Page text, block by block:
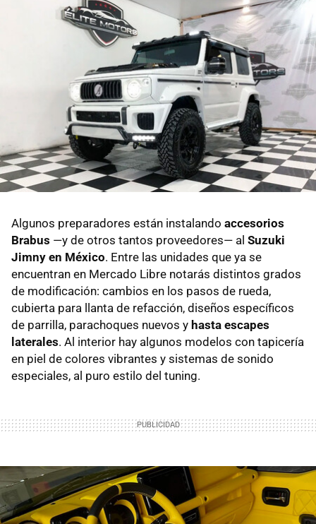
Algunos preparadores están instalando accesorios
Brabus —y de otros tantos proveedores— al Suzuki
Jimny en México. Entre las unidades que ya se
encuentran en Mercado Libre notarás distintos grados
de modificación: cambios en los pasos de rueda,
cubierta para llanta de refacción, diseños específicos
de parrilla, parachoques nuevos y hasta escapes
laterales. Al interior hay algunos modelos con tapicería
en piel de colores vibrantes y sistemas de sonido
especiales, al puro estilo del tuning.